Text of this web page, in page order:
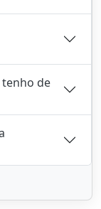
de